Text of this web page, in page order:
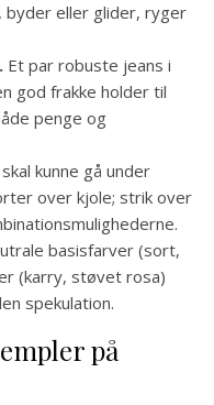
eller glider, ryger
Et par robuste jeans i
god frakke holder til
penge og
kunne gå under
over kjole; strik over
basisfarver (sort,
(karry, støvet rosa)
spekulation.
på